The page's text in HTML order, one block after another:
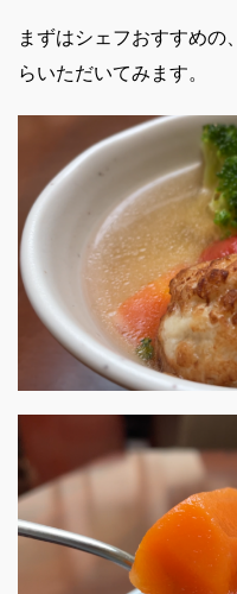
まずはシェフおすすめの、
らいただいてみます。